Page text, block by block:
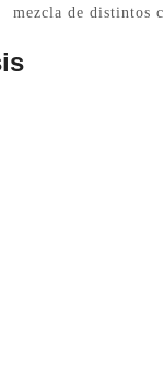
mezcla de distintos